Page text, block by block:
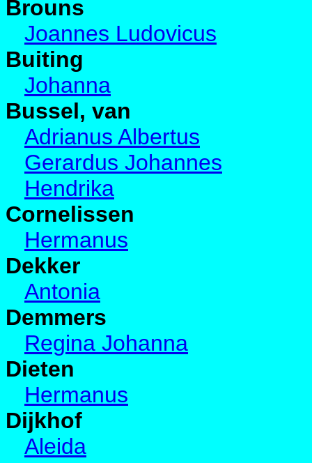
Brouns
Joannes Ludovicus
Buiting
Johanna
Bussel, van
Adrianus Albertus
Gerardus Johannes
Hendrika
Cornelissen
Hermanus
Dekker
Antonia
Demmers
Regina Johanna
Dieten
Hermanus
Dijkhof
Aleida